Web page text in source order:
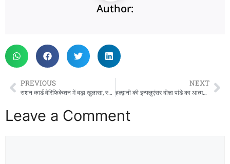
Author:
PREVIOUS
राशन कार्ड वेरिफिकेशन में बड़ा खुलासा, स्थायी नौकरी वालों के पास मिले सफेद कार्ड
NEXT
हल्द्वानी की इन्फ्लुएंसर दीक्षा पांडे का आत्महत्या का प्रयास, जांच में जुटी पुलिस
Leave a Comment